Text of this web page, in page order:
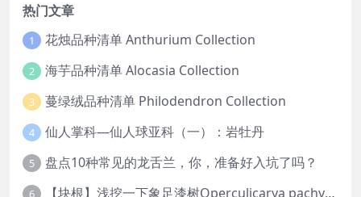
热门文章
1 花烛品种清单 Anthurium Collection
2 海芋品种清单 Alocasia Collection
3 蔓绿绒品种清单 Philodendron Collection
4 仙人掌科—仙人球亚科（一）：岩牡丹
5 盘点10种常见的龙舌兰，你，准备好入坑了吗？
6 【块根】浅挖一下象足漆树Operculicarya pachypus